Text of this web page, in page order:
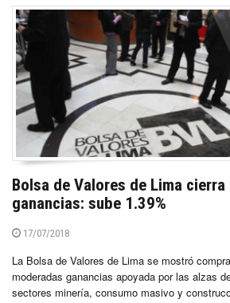
Bolsa de Valores de Lima
ganancias: sube 1.39%
17/07/2018
La Bolsa de Valores de Lima se mostró
moderadas ganancias apoyada por las alzas
sectores minería, consumo masivo y